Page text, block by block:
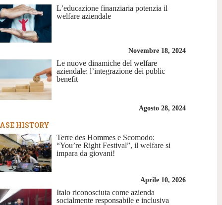
L’educazione finanziaria potenzia il
welfare aziendale
Novembre 18, 2024
Le nuove dinamiche del welfare
aziendale: l’integrazione dei public
benefit
Agosto 28, 2024
HISTORY
Terre des Hommes e Scomodo:
“You’re Right Festival”, il welfare si
impara da giovani!
Aprile 10, 2026
Italo riconosciuta come azienda
socialmente responsabile e inclusiva